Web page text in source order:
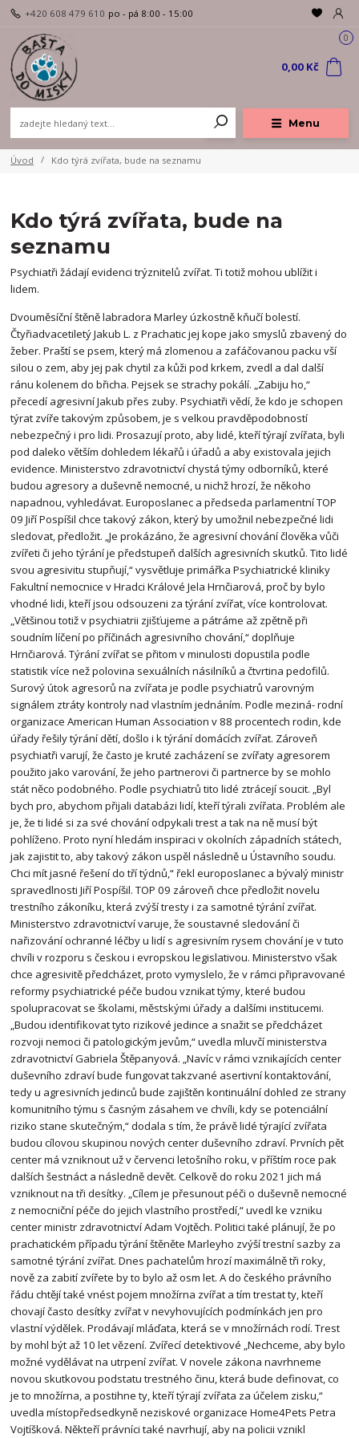
Menu
+420 608 479 610 po - pá 8:00 - 15:00
0
0,00 Kč
Úvod Kdo týrá zvířata, bude na seznamu
Kdo týrá zvířata, bude na
seznamu
Psychiatři žádají evidenci trýznitelů zvířat. Ti totiž mohou ublížit i
lidem.
Dvouměsíční štěně labradora Marley úzkostně kňučí bolestí.
Čtyřiadvacetiletý Jakub L. z Prachatic jej kope jako smyslů zbavený do
žeber. Praští se psem, který má zlomenou a zafáčovanou packu vší
silou o zem, aby jej pak chytil za kůži pod krkem, zvedl a dal další
ránu kolenem do břicha. Pejsek se strachy pokálí. „Zabiju ho,“
přecedí agresivní Jakub přes zuby. Psychiatři vědí, že kdo je schopen
týrat zvíře takovým způsobem, je s velkou pravděpodobností
nebezpečný i pro lidi. Prosazují proto, aby lidé, kteří týrají zvířata, byli
pod daleko větším dohledem lékařů i úřadů a aby existovala jejich
evidence. Ministerstvo zdravotnictví chystá týmy odborníků, které
budou agresory a duševně nemocné, u nichž hrozí, že někoho
napadnou, vyhledávat. Europoslanec a předseda parlamentní TOP
09 Jiří Pospíšil chce takový zákon, který by umožnil nebezpečné lidi
sledovat, předložit. „Je prokázáno, že agresivní chování člověka vůči
zvířeti či jeho týrání je předstupeň dalších agresivních skutků. Tito lidé
svou agresivitu stupňují,“ vysvětluje primářka Psychiatrické kliniky
Fakultní nemocnice v Hradci Králové Jela Hrnčiarová, proč by bylo
vhodné lidi, kteří jsou odsouzeni za týrání zvířat, více kontrolovat.
„Většinou totiž v psychiatrii zjišťujeme a pátráme až zpětně při
soudním líčení po příčinách agresivního chování,“ doplňuje
Hrnčiarová. Týrání zvířat se přitom v minulosti dopustila podle
statistik více než polovina sexuálních násilníků a čtvrtina pedofilů.
Surový útok agresorů na zvířata je podle psychiatrů varovným
signálem ztráty kontroly nad vlastním jednáním. Podle meziná- rodní
organizace American Human Association v 88 procentech rodin, kde
úřady řešily týrání dětí, došlo i k týrání domácích zvířat. Zároveň
psychiatři varují, že často je kruté zacházení se zvířaty agresorem
použito jako varování, že jeho partnerovi či partnerce by se mohlo
stát něco podobného. Podle psychiatrů tito lidé ztrácejí soucit. „Byl
bych pro, abychom přijali databázi lidí, kteří týrali zvířata. Problém ale
je, že ti lidé si za své chování odpykali trest a tak na ně musí být
pohlíženo. Proto nyní hledám inspiraci v okolních západních státech,
jak zajistit to, aby takový zákon uspěl následně u Ústavního soudu.
Chci mít jasné řešení do tří týdnů,“ řekl europoslanec a bývalý ministr
spravedlnosti Jiří Pospíšil. TOP 09 zároveň chce předložit novelu
trestního zákoníku, která zvýší tresty i za samotné týrání zvířat.
Ministerstvo zdravotnictví varuje, že soustavné sledování či
nařizování ochranné léčby u lidí s agresivním rysem chování je v tuto
chvíli v rozporu s českou i evropskou legislativou. Ministerstvo však
chce agresivitě předcházet, proto vymyslelo, že v rámci připravované
reformy psychiatrické péče budou vznikat týmy, které budou
spolupracovat se školami, městskými úřady a dalšími institucemi.
„Budou identifikovat tyto rizikové jedince a snažit se předcházet
rozvoji nemoci či patologickým jevům,“ uvedla mluvčí ministerstva
zdravotnictví Gabriela Štěpanyová. „Navíc v rámci vznikajících center
duševního zdraví bude fungovat takzvané asertivní kontaktování,
tedy u agresivních jedinců bude zajištěn kontinuální dohled ze strany
komunitního týmu s časným zásahem ve chvíli, kdy se potenciální
riziko stane skutečným,“ dodala s tím, že právě lidé týrající zvířata
budou cílovou skupinou nových center duševního zdraví. Prvních pět
center má vzniknout už v červenci letošního roku, v příštím roce pak
dalších šestnáct a následně devět. Celkově do roku 2021 jich má
vzniknout na tři desítky. „Cílem je přesunout péči o duševně nemocné
z nemocniční péče do jejich vlastního prostředí,“ uvedl ke vzniku
center ministr zdravotnictví Adam Vojtěch. Politici také plánují, že po
prachatickém případu týrání štěněte Marleyho zvýší trestní sazby za
samotné týrání zvířat. Dnes pachatelům hrozí maximálně tři roky,
nově za zabití zvířete by to bylo až osm let. A do českého právního
řádu chtějí také vnést pojem množírna zvířat a tím trestat ty, kteří
chovají často desítky zvířat v nevyhovujících podmínkách jen pro
vlastní výdělek. Prodávají mláďata, která se v množírnách rodí. Trest
by mohl být až 10 let vězení. Zvířecí detektivové „Nechceme, aby bylo
možné vydělávat na utrpení zvířat. V novele zákona navrhneme
novou skutkovou podstatu trestného činu, která bude definovat, co
je to množírna, a postihne ty, kteří týrají zvířata za účelem zisku,“
uvedla místopředsedkyně neziskové organizace Home4Pets Petra
Vojtíšková. Někteří právníci také navrhují, aby na policii vznikl